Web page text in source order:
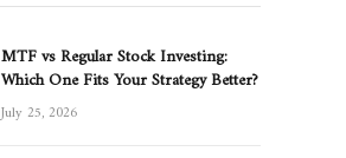
MTF vs Regular Stock Investing:
Which One Fits Your Strategy Better?
July 25, 2026